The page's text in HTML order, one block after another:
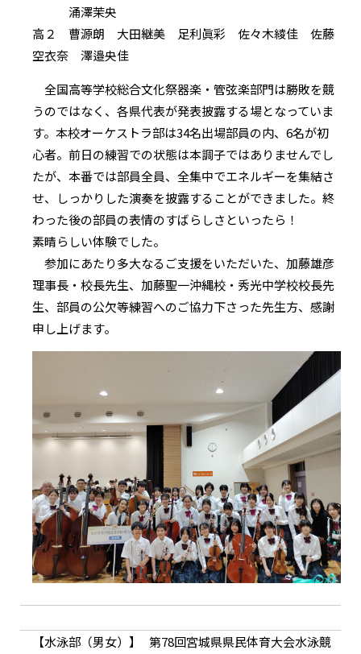
涌澤茉央
高２ 曹源朗 大田継美 足利眞彩 佐々木綾佳 佐藤
空衣奈 澤邉央佳
全国高等学校総合文化祭器楽・管弦楽部門は勝敗を競
うのではなく、各県代表が発表披露する場となっていま
す。本校オーケストラ部は34名出場部員の内、6名が初
心者。前日の練習での状態は本調子ではありませんでし
たが、本番では部員全員、全集中でエネルギーを集結さ
せ、しっかりした演奏を披露することができました。終
わった後の部員の表情のすばらしさといったら！
素晴らしい体験でした。
参加にあたり多大なるご支援をいただいた、加藤雄彦
理事長・校長先生、加藤聖一沖縄校・秀光中学校校長先
生、部員の公欠等練習へのご協力下さった先生方、感謝
申し上げます。
水泳部（男女）
第78回宮城県県民体育大会水泳競